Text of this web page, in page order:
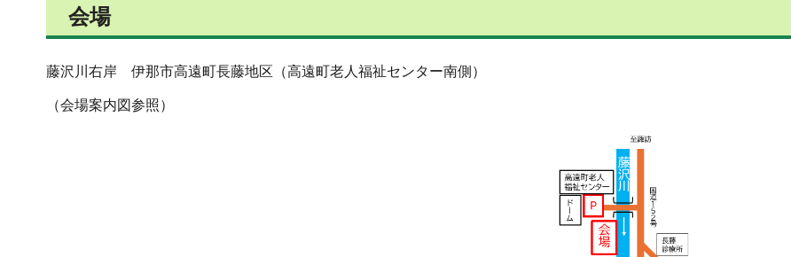
会場
藤沢川右岸 伊那市高遠町長藤地区（高遠町老人福祉センター南側）
（会場案内図参照）